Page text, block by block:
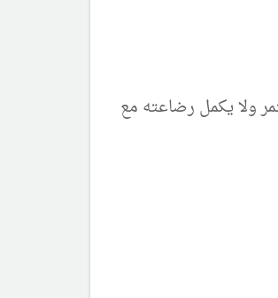
ولا يكمل رضاعته مع